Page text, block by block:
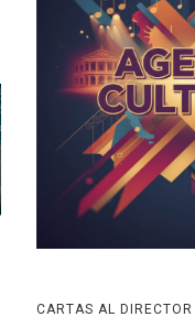
CARTAS AL DIRECTOR